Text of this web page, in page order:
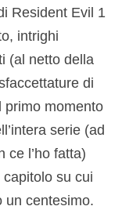
Resident Evil 1
intrighi
(al netto della
di
primo momento
serie (ad
ce l’ho fatta)
su cui
un centesimo.